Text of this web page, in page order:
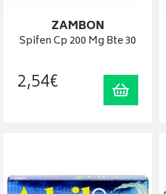
ZAMBON
Spifen Cp 200 Mg Bte 30
2,54€ Ajouter